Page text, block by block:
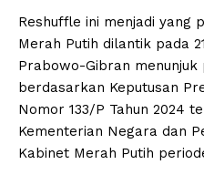
Reshuffle ini menjadi yang
Merah Putih dilantik pada
Prabowo-Gibran
berdasarkan Keputusan
Nomor 133/P Tahun 2024
Kementerian Negara dan
Kabinet Merah Putih